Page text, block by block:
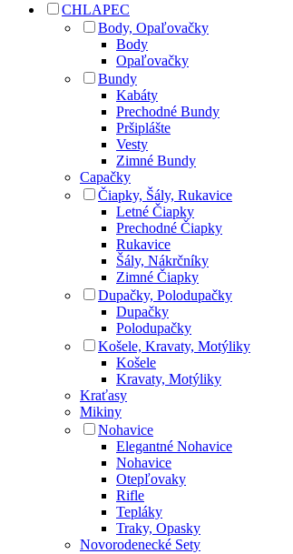
CHLAPEC
Body, Opaľovačky
Body
Opaľovačky
Bundy
Kabáty
Prechodné Bundy
Pršiplášte
Vesty
Zimné Bundy
Capačky
Čiapky, Šály, Rukavice
Letné Čiapky
Prechodné Čiapky
Rukavice
Šály, Nákrčníky
Zimné Čiapky
Dupačky, Polodupačky
Dupačky
Polodupačky
Košele, Kravaty, Motýliky
Košele
Kravaty, Motýliky
Kraťasy
Mikiny
Nohavice
Elegantné Nohavice
Nohavice
Otepľovaky
Rifle
Tepláky
Traky, Opasky
Novorodenecké Sety